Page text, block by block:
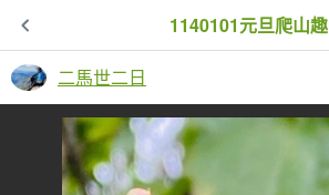
1140101元旦爬山趣
二馬世二日